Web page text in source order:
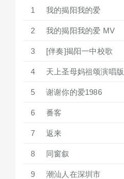
1 我的揭阳我的爱
2 我的揭阳我的爱 MV
3 [伴奏]揭阳一中校歌
4 天上圣母妈祖颂演唱版
5 谢谢你的爱1986
6 番客
7 返来
8 同窗叙
9 潮汕人在深圳市